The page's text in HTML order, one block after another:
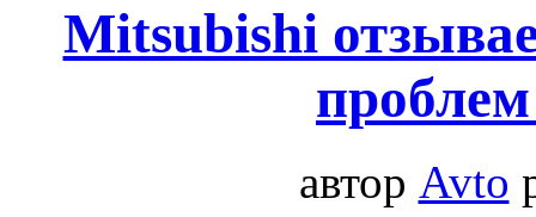
Mitsubishi
автор Avto